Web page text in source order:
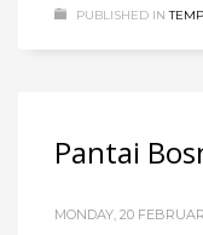
PUBLISHED IN
Pantai
MONDAY, 20